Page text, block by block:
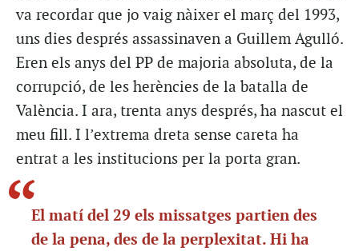
va recordar que jo vaig nàixer el març del 1993,
uns dies després assassinaven a Guillem Agulló.
Eren els anys del PP de majoria absoluta, de la
corrupció, de les herències de la batalla de
València. I ara, trenta anys després, ha nascut el
meu fill. I l’extrema dreta sense careta ha
entrat a les institucions per la porta gran.
El matí del 29 els missatges partien des
de la pena, des de la perplexitat. Hi ha